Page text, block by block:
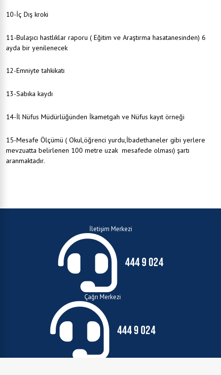
10-İç Dış kroki
11-Bulaşıcı hastlıklar raporu ( Eğitim ve Araştırma hasatanesinden) 6
ayda bir yenilenecek
12-Emniyte tahkikatı
13-Sabıka kaydı
14-İl Nüfus Müdürlüğünden İkametgah ve Nüfus kayıt örneği
15-Mesafe Ölçümü ( Okul,öğrenci yurdu,İbadethaneler gibi yerlere
mevzuatta belirlenen 100 metre uzak mesafede olması) şartı
aranmaktadır.
İletişim Merkezi
444 9 024
Çağrı Merkezi
444 9 024